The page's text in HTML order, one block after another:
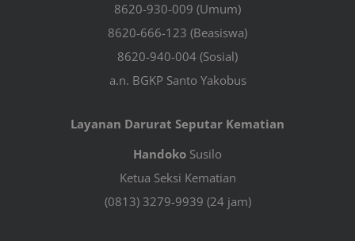
8620-930-009 (Umum)
8620-666-123 (Beasiswa)
8620-940-004 (Sosial)
a.n. BGKP Santo Yakobus
Layanan Darurat Seputar Kematian
Handoko Susilo
Ketua Seksi Kematian
(0813) 3279-9939 (24 jam)